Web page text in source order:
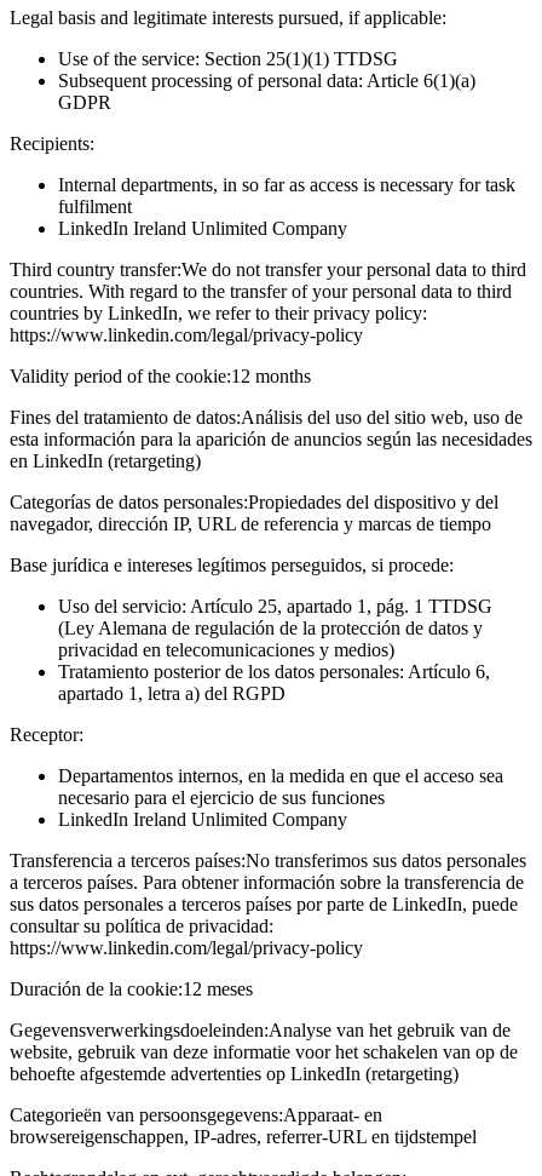
Legal basis and legitimate interests pursued, if applicable:
Use of the service: Section 25(1)(1) TTDSG
Subsequent processing of personal data: Article 6(1)(a)
GDPR
Recipients:
Internal departments, in so far as access is necessary for task
fulfilment
LinkedIn Ireland Unlimited Company
Third country transfer:We do not transfer your personal data to third
countries. With regard to the transfer of your personal data to third
countries by LinkedIn, we refer to their privacy policy:
https://www.linkedin.com/legal/privacy-policy
Validity period of the cookie:12 months
Fines del tratamiento de datos:Análisis del uso del sitio web, uso de
esta información para la aparición de anuncios según las necesidades
en LinkedIn (retargeting)
Categorías de datos personales:Propiedades del dispositivo y del
navegador, dirección IP, URL de referencia y marcas de tiempo
Base jurídica e intereses legítimos perseguidos, si procede:
Uso del servicio: Artículo 25, apartado 1, pág. 1 TTDSG
(Ley Alemana de regulación de la protección de datos y
privacidad en telecomunicaciones y medios)
Tratamiento posterior de los datos personales: Artículo 6,
apartado 1, letra a) del RGPD
Receptor:
Departamentos internos, en la medida en que el acceso sea
necesario para el ejercicio de sus funciones
LinkedIn Ireland Unlimited Company
Transferencia a terceros países:No transferimos sus datos personales
a terceros países. Para obtener información sobre la transferencia de
sus datos personales a terceros países por parte de LinkedIn, puede
consultar su política de privacidad:
https://www.linkedin.com/legal/privacy-policy
Duración de la cookie:12 meses
Gegevensverwerkingsdoeleinden:Analyse van het gebruik van de
website, gebruik van deze informatie voor het schakelen van op de
behoefte afgestemde advertenties op LinkedIn (retargeting)
Categorieën van persoonsgegevens:Apparaat- en
browsereigenschappen, IP-adres, referrer-URL en tijdstempel